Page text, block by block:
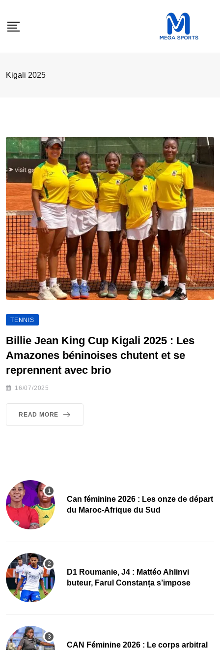
Kigali 2025
TENNIS
Billie Jean King Cup Kigali 2025 : Les
Amazones béninoises chutent et se
reprennent avec brio
16/07/2025
READ MORE
‎Can féminine 2026 : Les onze de départ
du Maroc-Afrique du Sud
D1 Roumanie, J4 : Mattéo Ahlinvi
buteur, Farul Constanța s’impose
‎CAN Féminine 2026 : Le corps arbitral